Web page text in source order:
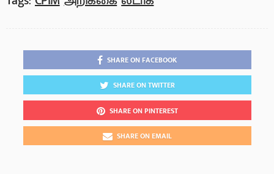
SHARE ON FACEBOOK
SHARE ON TWITTER
SHARE ON PINTEREST
SHARE ON EMAIL